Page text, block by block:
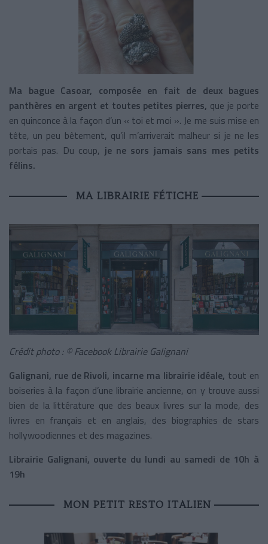
Ma bague Casoar, composée en fait de deux bagues
panthères en argent et toutes petites pierres, que je porte
en quinconce à la façon d’un « toi et moi ». Je me suis mise en
tête, un peu bêtement, qu’il m’arriverait malheur si je ne les
portais pas. Du coup, je ne sors jamais sans mes petits
félins.
MA LIBRAIRIE FÉTICHE
Crédit photo : © Facebook Librairie Galignani
Galignani, rue de Rivoli, incarne ma librairie idéale, tout en
boiseries à la façon d’une librairie ancienne, on y trouve aussi
bien de la littérature que des beaux livres sur la mode, des
livres en français et en anglais, des biographies de stars
hollywoodiennes et des magazines.
Librairie Galignani, ouverte du lundi au samedi de 10h à
19h
MON PETIT RESTO ITALIEN